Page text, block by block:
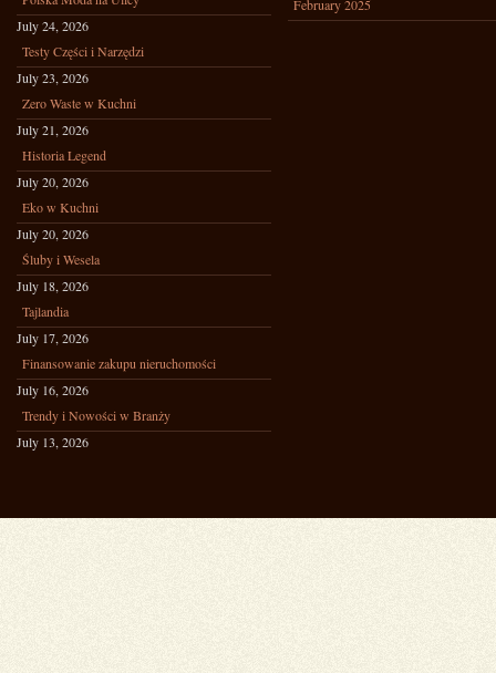
July 24, 2026
Testy Części i Narzędzi
July 23, 2026
Zero Waste w Kuchni
July 21, 2026
Historia Legend
July 20, 2026
Eko w Kuchni
July 20, 2026
Śluby i Wesela
July 18, 2026
Tajlandia
July 17, 2026
Finansowanie zakupu nieruchomości
July 16, 2026
Trendy i Nowości w Branży
July 13, 2026
February 2025